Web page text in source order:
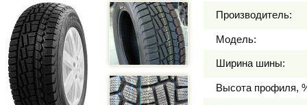
Производитель:
Модель:
Ширина шины:
Высота профиля,